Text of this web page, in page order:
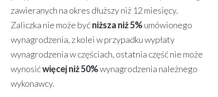
zawieranych na okres dłuższy niż 12 miesięcy.
Zaliczka nie może byćniższa niż 5%umówionego
wynagrodzenia, z kolei w przypadku wypłaty
wynagrodzenia w częściach, ostatnia część nie może
wynosićwięcej niż 50%wynagrodzenia należnego
wykonawcy.